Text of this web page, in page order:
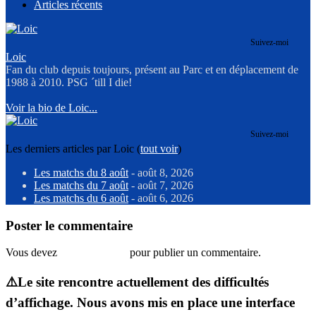
Articles récents
Suivez-moi
Loic
Fan du club depuis toujours, présent au Parc et en déplacement de
1988 à 2010. PSG ´till I die!
Voir la bio de Loic...
Suivez-moi
Les derniers articles par Loic (tout voir)
Les matchs du 8 août - août 8, 2026
Les matchs du 7 août - août 7, 2026
Les matchs du 6 août - août 6, 2026
Poster le commentaire
Vous devez pour publier un commentaire.
⚠️Le site rencontre actuellement des difficultés
d’affichage. Nous avons mis en place une interface